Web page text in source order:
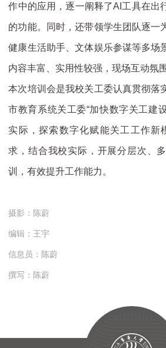
作中的应用，逐一阐释了AI工具在出
的功能。同时，还带领学生团队逐一
健康生活助手、文体娱乐参谋等多场
内容丰富、实用性较强，现场互动氛
本次培训会是我校关工委认真贯彻落
市教育系统关工委“加快数字关工建
实际，探索数字化赋能关工工作新
求，结合我校实际，开展分层次、
训，有效提升工作能力。
摄影：陈蔚
编辑：王宇
信息员：陈蔚
撰写：陈蔚